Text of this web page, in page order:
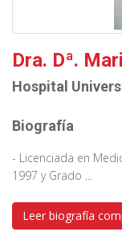
Dra. Dª.
Hospital
Biografía
- Licenciada en
1997 y Grado ...
Leer biografía